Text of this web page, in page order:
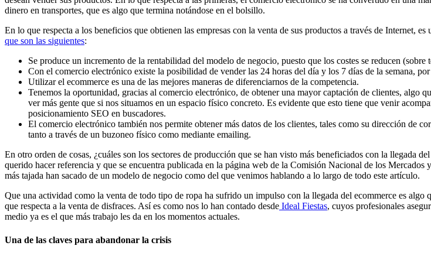
dinero en transportes, que es algo que termina notándose en el bolsillo.
En lo que respecta a los beneficios que obtienen las empresas con la venta de sus productos a través de Internet,
que son las siguientes:
Se produce un incremento de la rentabilidad del modelo de negocio, puesto que los costes se reducen
Con el comercio electrónico existe la posibilidad de vender las 24 horas del día y los 7 días de la semana,
Utilizar el ecommerce es una de las mejores maneras de diferenciarnos de la competencia.
Tenemos la oportunidad, gracias al comercio electrónico, de obtener una mayor captación de clientes, algo
ver más gente que si nos situamos en un espacio físico concreto. Es evidente que esto tiene que venir
posicionamiento SEO en buscadores.
El comercio electrónico también nos permite obtener más datos de los clientes, tales como su dirección de
tanto a través de un buzoneo físico como mediante emailing.
En otro orden de cosas, ¿cuáles son los sectores de producción que se han visto más beneficiados con la llegada
querido hacer referencia y que se encuentra publicada en la página web de la Comisión Nacional de los Mercados
más tajada han sacado de un modelo de negocio como del que venimos hablando a lo largo de todo este artículo.
Que una actividad como la venta de todo tipo de ropa ha sufrido un impulso con la llegada del ecommerce es
que respecta a la venta de disfraces. Así es como nos lo han contado desde Ideal Fiestas, cuyos profesionales
medio ya es el que más trabajo les da en los momentos actuales.
Una de las claves para abandonar la crisis